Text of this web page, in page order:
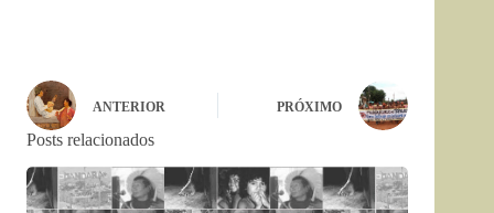
ANTERIOR PRÓXIMO
Posts relacionados